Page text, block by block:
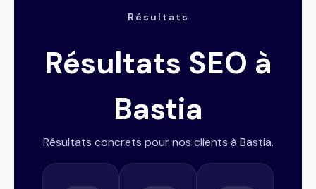
Résultats
Résultats SEO à
Bastia
Résultats concrets pour nos clients à Bastia.